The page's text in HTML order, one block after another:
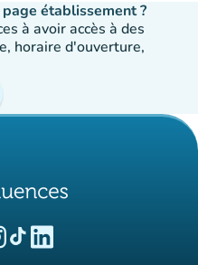
établissement ?
à avoir accès à des
horaire d'ouverture,
onglet)onglet)
(nouvel onglet)
(nouvel onglet)